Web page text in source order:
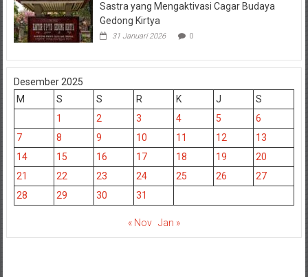
Sastra yang Mengaktivasi Cagar Budaya
Gedong Kirtya
31 Januari 2026 0
Desember 2025
M
S S R K J
S
1
2 3 4 5
6
7
8 9 10 11 12
13
14
15 16 17 18 19
20
21
22 23 24 25 26
27
28
29 30 31
« Nov Jan »